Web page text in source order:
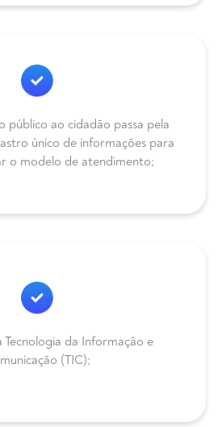
público ao cidadão passa pela
único de informações para
o modelo de atendimento;
Tecnologia da Informação e
(TIC);